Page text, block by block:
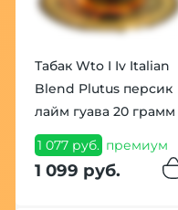
Табак Wto I Iv Italian
Blend Plutus персик
лайм гуава 20 грамм
1 077 руб. премиум
1 099 руб.